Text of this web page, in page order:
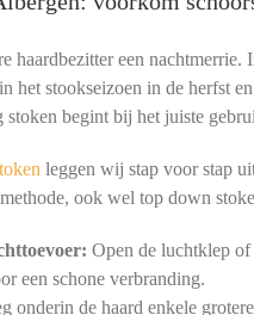
haardbezitter een
het stookseizoen in de herfst
begint bij het juiste
leggen wij stap voor stap
ook wel top down
Open de luchtklep
een schone verbranding.
onderin de haard enkele